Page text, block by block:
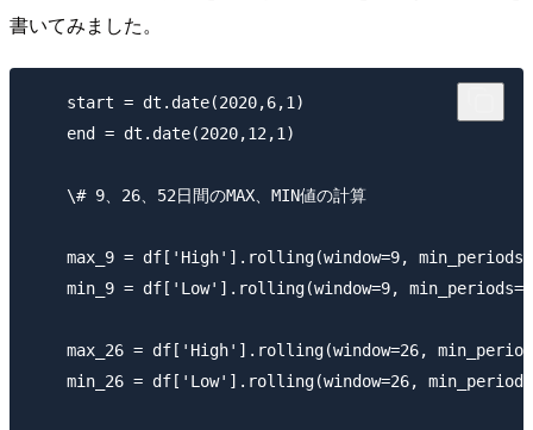
書いてみました。
​    start = dt.date(2020,6,1)
​    end = dt.date(2020,12,1)
​    \# 9、26、52日間のMAX、MIN値の計算
max_9 = df['High'].rolling(window=9,
min_9 = df['Low'].rolling(window=9,
max_26 = df['High'].rolling(window=26,
min_26 = df['Low'].rolling(window=26,